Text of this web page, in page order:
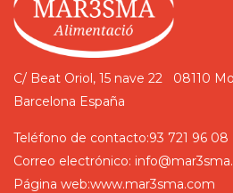
C/ Beat Oriol, 15 nave 22
08110
Barcelona España
Teléfono de contacto:93 721 96 08
Correo electrónico:
Página web:www.mar3sma.com